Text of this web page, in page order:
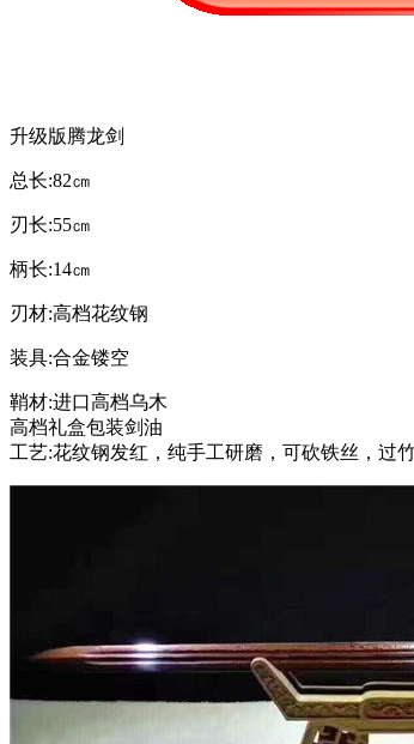
升级版腾龙剑
总长:82㎝
刃长:55㎝
柄长:14㎝
刃材:高档花纹钢
装具:合金镂空
鞘材:进口高档乌木
高档礼盒包装剑油
工艺:花纹钢发红，纯手工研磨，可砍铁丝，过